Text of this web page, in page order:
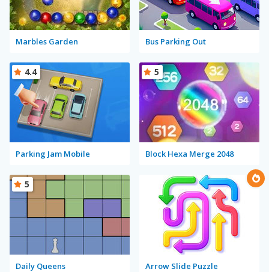
Marbles Garden Bus Parking Out
Parking Jam Mobile
4.4
Block Hexa Merge 2048
5
Daily Queens
5
Arrow Slide Puzzle